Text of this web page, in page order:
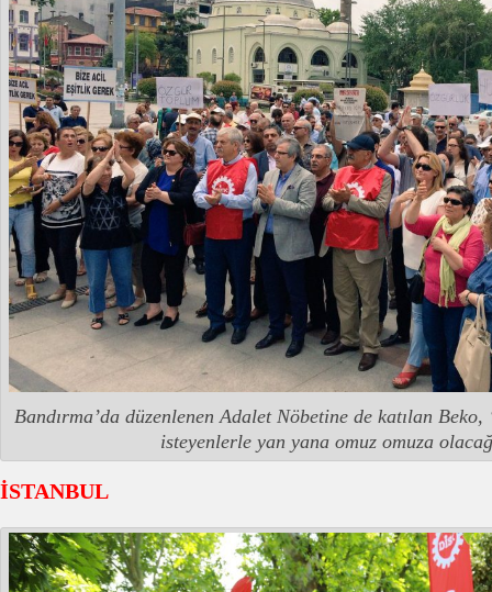
Bandırma’da düzenlenen Adalet Nöbetine de katılan
isteyenlerle yan yana omuz omuza
İSTANBUL